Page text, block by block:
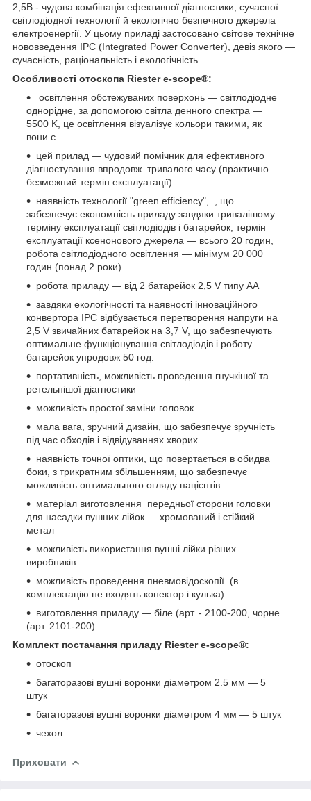
2,5B - чудова комбінація ефективної діагностики, сучасної
світлодіодної технології й екологічно безпечного джерела
електроенергії. У цьому приладі застосовано світове технічне
нововведення IPC (Integrated Power Converter), девіз якого —
сучасність, раціональність і екологічність.
Особливості отоскопа Riester e-scope®:
освітлення обстежуваних поверхонь — світлодіодне
однорідне, за допомогою світла денного спектра —
5500 K, це освітлення візуалізує кольори такими, як
вони є
цей прилад — чудовий помічник для ефективного
діагностування впродовж тривалого часу (практично
безмежний термін експлуатації)
наявність технології "green efficiency", , що
забезпечує економність приладу завдяки тривалішому
терміну експлуатації світлодіодів і батарейок, термін
експлуатації ксенонового джерела — всього 20 годин,
робота світлодіодного освітлення — мінімум 20 000
годин (понад 2 роки)
робота приладу — від 2 батарейок 2,5 V типу AA
завдяки екологічності та наявності інноваційного
конвертора IPC відбувається перетворення напруги на
2,5 V звичайних батарейок на 3,7 V, що забезпечують
оптимальне функціонування світлодіодів і роботу
батарейок упродовж 50 год.
портативність, можливість проведення гнучкішої та
ретельнішої діагностики
можливість простої заміни головок
мала вага, зручний дизайн, що забезпечує зручність
під час обходів і відвідуваннях хворих
наявність точної оптики, що повертається в обидва
боки, з трикратним збільшенням, що забезпечує
можливість оптимального огляду пацієнтів
матеріал виготовлення передньої сторони головки
для насадки вушних лійок — хромований і стійкий
метал
можливість використання вушні лійки різних
виробників
можливість проведення пневмовідоскопії (в
комплектацію не входять конектор і кулька)
виготовлення приладу — біле (арт. - 2100-200, чорне
(арт. 2101-200)
Комплект постачання приладу Riester e-scope®:
отоскоп
багаторазові вушні воронки діаметром 2.5 мм — 5
штук
багаторазові вушні воронки діаметром 4 мм — 5 штук
чехол
Приховати